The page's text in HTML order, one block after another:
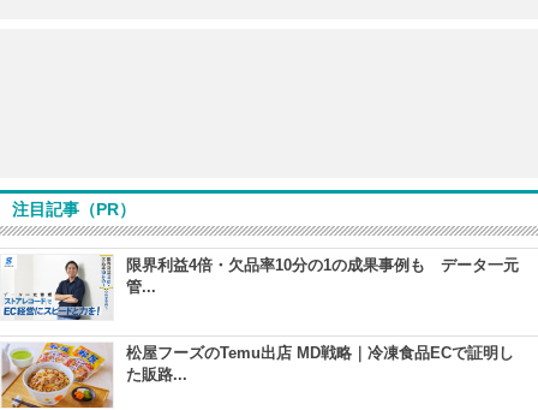
注目記事（PR）
限界利益4倍・欠品率10分の1の成果事例も データ一元
管...
松屋フーズのTemu出店 MD戦略｜冷凍食品ECで証明し
た販路...